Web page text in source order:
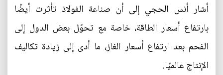
أشار أنس الحجي إلى أن صناعة الفولاذ تأثرت أيضًا
بارتفاع أسعار الطاقة، خاصة مع تحوّل بعض الدول إلى
الفحم بعد ارتفاع أسعار الغاز، ما أدى إلى زيادة تكاليف
الإنتاج عالميًا.